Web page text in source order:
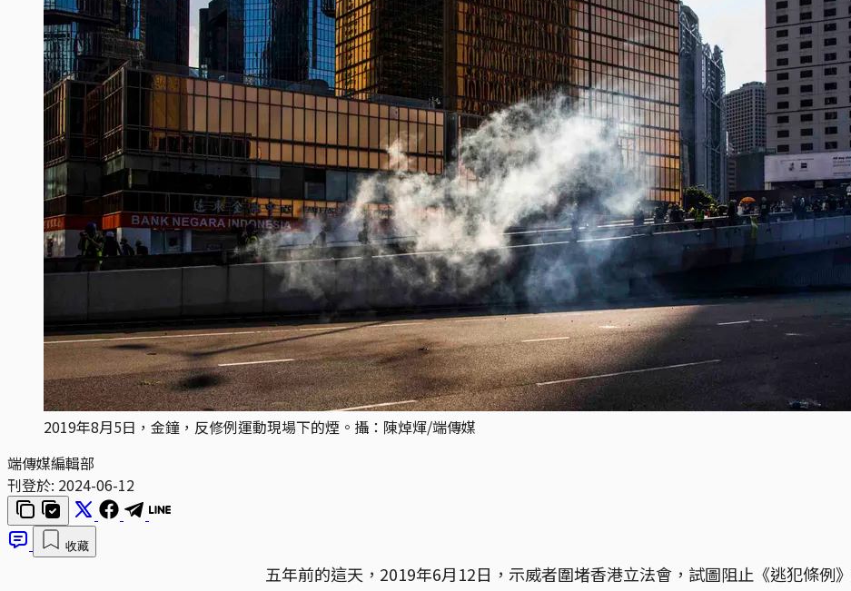
2019年8月5日，金鐘，反修例運動現場下的煙。攝：陳焯煇/端傳媒
端傳媒編輯部
刊登於: 2024-06-12
收藏
五年前的這天，2019年6月12日，示威者圍堵香港立法會，試圖阻止《逃犯條例